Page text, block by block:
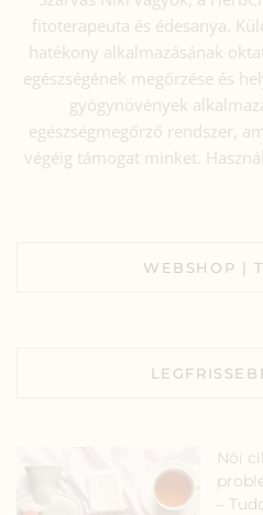
fitoterapeuta és édesanya.
hatékony alkalmazásának
egészségének megőrzése és
gyógynövények
egészségmegőrző rendszer,
végéig támogat minket.
WEBSHOP |
Női
–